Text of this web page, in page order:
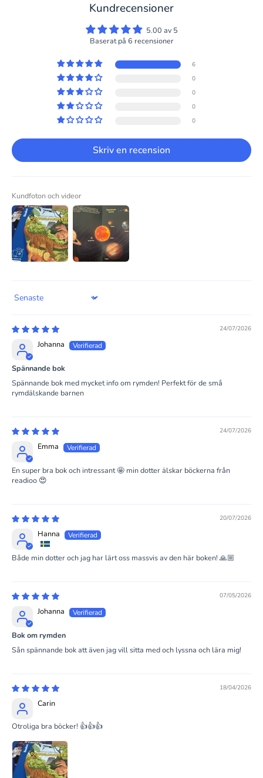
Kundrecensioner
5.00 av 5
Baserat på 6 recensioner
6
0
0
0
0
Skriv en recension
Kundfoton och videor
Sort by
24/07/2026
Johanna
Spännande bok
Spännande bok med mycket info om rymden! Perfekt för de små
rymdälskande barnen
24/07/2026
Emma
En super bra bok och intressant 🤩 min dotter älskar böckerna från
readioo 😍
20/07/2026
Hanna
Både min dotter och jag har lärt oss massvis av den här boken! 🙏🏼
07/05/2026
Johanna
Bok om rymden
Sån spännande bok att även jag vill sitta med och lyssna och lära mig!
18/04/2026
Carin
Otroliga bra böcker! 👍👍👍